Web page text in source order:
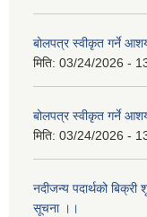
बोलपत्र स्वीकृत गर्ने
मिति: 03/24/2026 -
बोलपत्र स्वीकृत गर्ने
मिति: 03/24/2026 -
नदीजन्य पदार्थको
सूचना ।।